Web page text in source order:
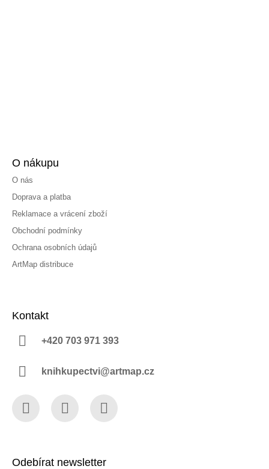
O nákupu
O nás
Doprava a platba
Reklamace a vrácení zboží
Obchodní podmínky
Ochrana osobních údajů
ArtMap distribuce
Kontakt
+420 703 971 393
knihkupectvi@artmap.cz
Odebírat newsletter